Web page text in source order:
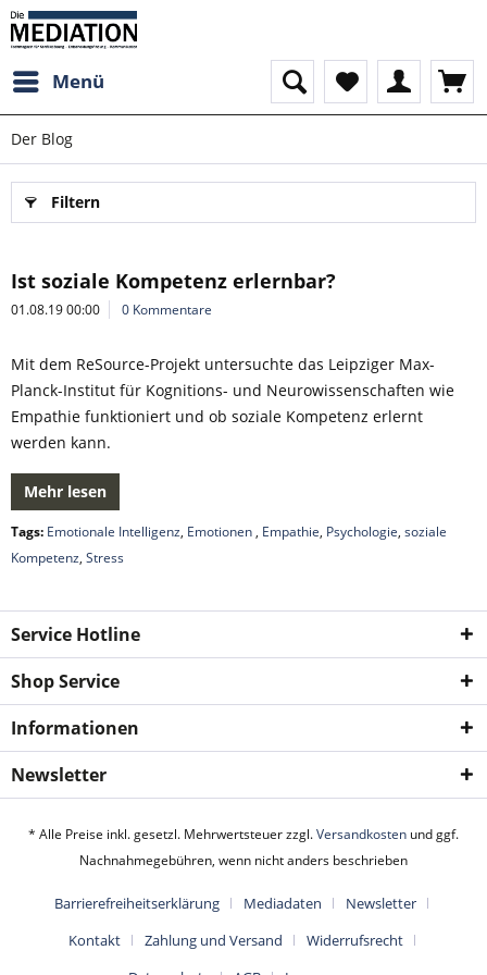
Menü
Der Blog
Filtern
Ist soziale Kompetenz erlernbar?
01.08.19 00:00 0 Kommentare
Mit dem ReSource-Projekt untersuchte das Leipziger Max-
Planck-Institut für Kognitions- und Neurowissenschaften wie
Empathie funktioniert und ob soziale Kompetenz erlernt
werden kann.
Mehr lesen
Tags: Emotionale Intelligenz, Emotionen, Empathie, Psychologie, soziale
Kompetenz, Stress
Service Hotline
Shop Service
Informationen
Newsletter
* Alle Preise inkl. gesetzl. Mehrwertsteuer zzgl.Versandkosten und ggf.
Nachnahmegebühren, wenn nicht anders beschrieben
Barrierefreiheitserklärung Mediadaten
Newsletter
Kontakt
Zahlung und Versand
Widerrufsrecht